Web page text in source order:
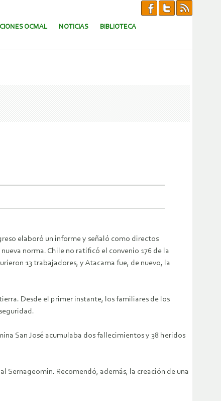
OCMAL NOTICIAS BIBLIOTECA
elaboró un informe y señaló como directos
norma. Chile no ratificó el convenio 176 de la
13 trabajadores, y Atacama fue, de nuevo, la
Desde el primer instante, los familiares de los
San José acumulaba dos fallecimientos y 38 heridos
Sernageomin. Recomendó, además, la creación de una